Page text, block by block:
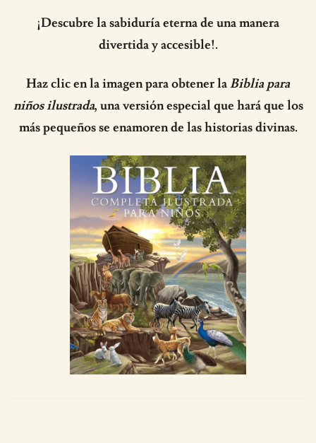
¡Descubre la sabiduría eterna de una manera
divertida y accesible!.
Haz clic en la imagen para obtener laBiblia para
niños ilustrada, una versión especial que hará que los
más pequeños se enamoren de las historias divinas.